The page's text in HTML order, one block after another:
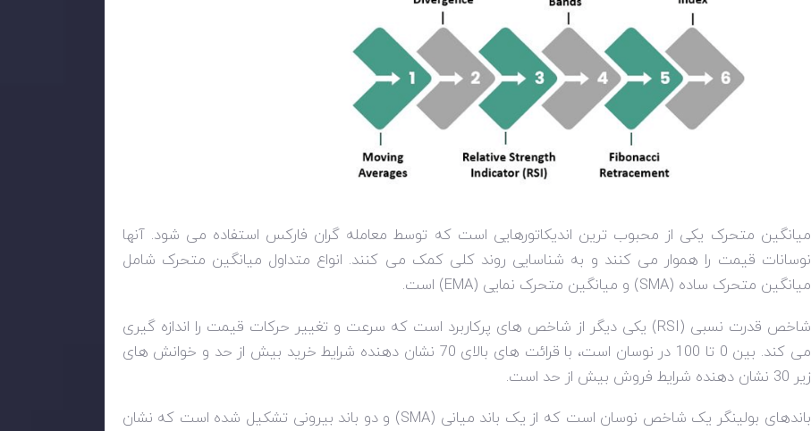
میانگین متحرک یکی از محبوب ترین اندیکاتورهایی است که توسط معامله گران فارکس استفاده می شود. آنها
نوسانات قیمت را هموار می کنند و به شناسایی روند کلی کمک می کنند. انواع متداول میانگین متحرک شامل
میانگین متحرک ساده (SMA) و میانگین متحرک نمایی (EMA) است.
شاخص قدرت نسبی (RSI) یکی دیگر از شاخص های پرکاربرد است که سرعت و تغییر حرکات قیمت را اندازه گیری
می کند. بین 0 تا 100 در نوسان است، با قرائت های بالای 70 نشان دهنده شرایط خرید بیش از حد و خوانش های
زیر 30 نشان دهنده شرایط فروش بیش از حد است.
باندهای بولینگر یک شاخص نوسان است که از یک باند میانی (SMA) و دو باند بیرونی تشکیل شده است که نشان